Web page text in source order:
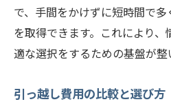
札幌市北区の便利な
引っ越し後の生活サ
地元のリサイクルショ
ス
で、手間をかけずに短時間で
を取得できます。これにより
適な選択をするための基盤が整
引っ越し費用の比較と選び方